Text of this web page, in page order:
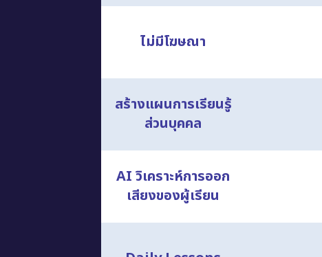
ไม่มีโฆษณา
สร้างแผนการเรียนรู้
ส่วนบุคคล
AI วิเคราะห์การออก
เสียงของผู้เรียน
Daily Lessons